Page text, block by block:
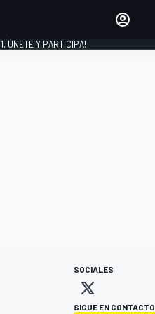
ÚNETE Y PARTICIPA!
SOCIALES
SIGUE EN CONTACTO